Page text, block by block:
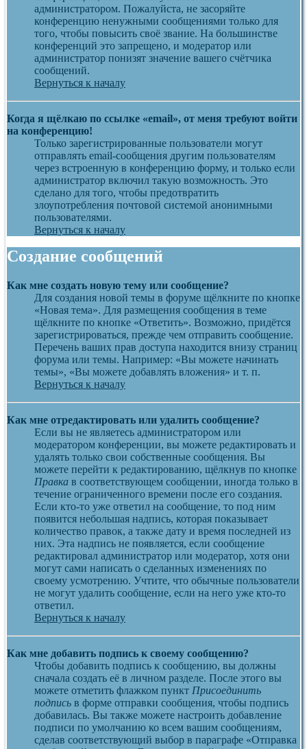
администратором. Пожалуйста, не засоряйте
конференцию ненужными сообщениями только для
того, чтобы повысить своё звание. На большинстве
конференций это запрещено, и модератор или
администратор понизят значение вашего счётчика
сообщений.
Вернуться к началу
Когда я щёлкаю по ссылке «email», от меня требуют войти
на конференцию!
Только зарегистрированные пользователи могут
отправлять email-сообщения другим пользователям
через встроенную в конференцию форму, и только если
администратор включил такую возможность. Это
сделано для того, чтобы предотвратить
злоупотребления почтовой системой анонимными
пользователями.
Вернуться к началу
Создание сообщений
Как мне создать новую тему или сообщение?
Для создания новой темы в форуме щёлкните по кнопке
«Новая тема». Для размещения сообщения в теме
щёлкните по кнопке «Ответить». Возможно, придётся
зарегистрироваться, прежде чем отправить сообщение.
Перечень ваших прав доступа находится внизу страниц
форума или темы. Например: «Вы можете начинать
темы», «Вы можете добавлять вложения» и т. п.
Вернуться к началу
Как мне отредактировать или удалить сообщение?
Если вы не являетесь администратором или
модератором конференции, вы можете редактировать и
удалять только свои собственные сообщения. Вы
можете перейти к редактированию, щёлкнув по кнопке
Правка в соответствующем сообщении, иногда только в
течение ограниченного времени после его создания.
Если кто-то уже ответил на сообщение, то под ним
появится небольшая надпись, которая показывает
количество правок, а также дату и время последней из
них. Эта надпись не появляется, если сообщение
редактировал администратор или модератор, хотя они
могут сами написать о сделанных изменениях по
своему усмотрению. Учтите, что обычные пользователи
не могут удалить сообщение, если на него уже кто-то
ответил.
Вернуться к началу
Как мне добавить подпись к своему сообщению?
Чтобы добавить подпись к сообщению, вы должны
сначала создать её в личном разделе. После этого вы
можете отметить флажком пункт Присоединить
подпись в форме отправки сообщения, чтобы подпись
добавилась. Вы также можете настроить добавление
подписи по умолчанию ко всем вашим сообщениям,
сделав соответствующий выбор в параграфе «Отправка